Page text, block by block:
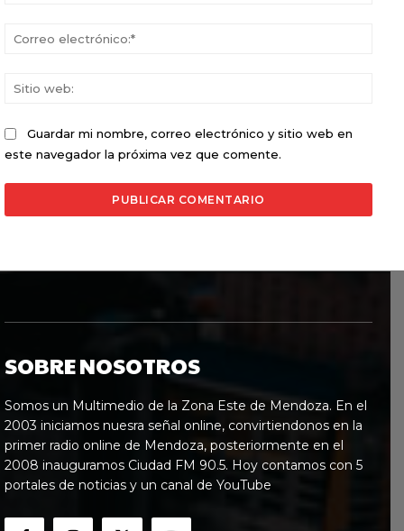
Guardar mi nombre, correo electrónico y sitio web en
este navegador la próxima vez que comente.
SOBRE NOSOTROS
Somos un Multimedio de la Zona Este de Mendoza. En el
2003 iniciamos nuesra señal online, convirtiendonos en la
primer radio online de Mendoza, posteriormente en el
2008 inauguramos Ciudad FM 90.5. Hoy contamos con 5
portales de noticias y un canal de YouTube